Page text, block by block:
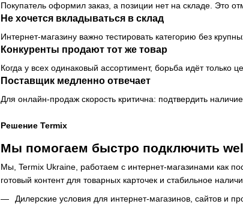
Покупатель оформил заказ, а позиции нет на складе. Это
Не хочется вкладываться в склад
Интернет-магазину важно тестировать категорию без
Конкуренты продают тот же товар
Когда у всех одинаковый ассортимент, борьба идёт
Поставщик медленно отвечает
Для онлайн-продаж скорость критична: подтвердить
Решение Termix
Мы помогаем быстро подключить
Мы, Termix Ukraine, работаем с интернет-магазинами как
готовый контент для товарных карточек и стабильное
Дилерские условия для интернет-магазинов, сайтов и